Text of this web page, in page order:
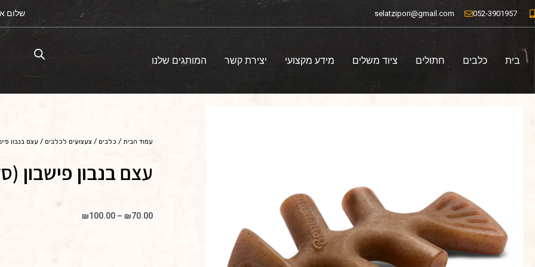
לתוכן
052-3901957
selatzipori@gmail.com שלום
בית כלבים חתולים ציוד משלים מידע מקצועי יצירת קשר המותגים שלנו
עמוד הבית / כלבים / צעצועים לכלבים / עצם בנבון
עצם בנבון פישבון
₪70.00
–
₪100.00
טווח